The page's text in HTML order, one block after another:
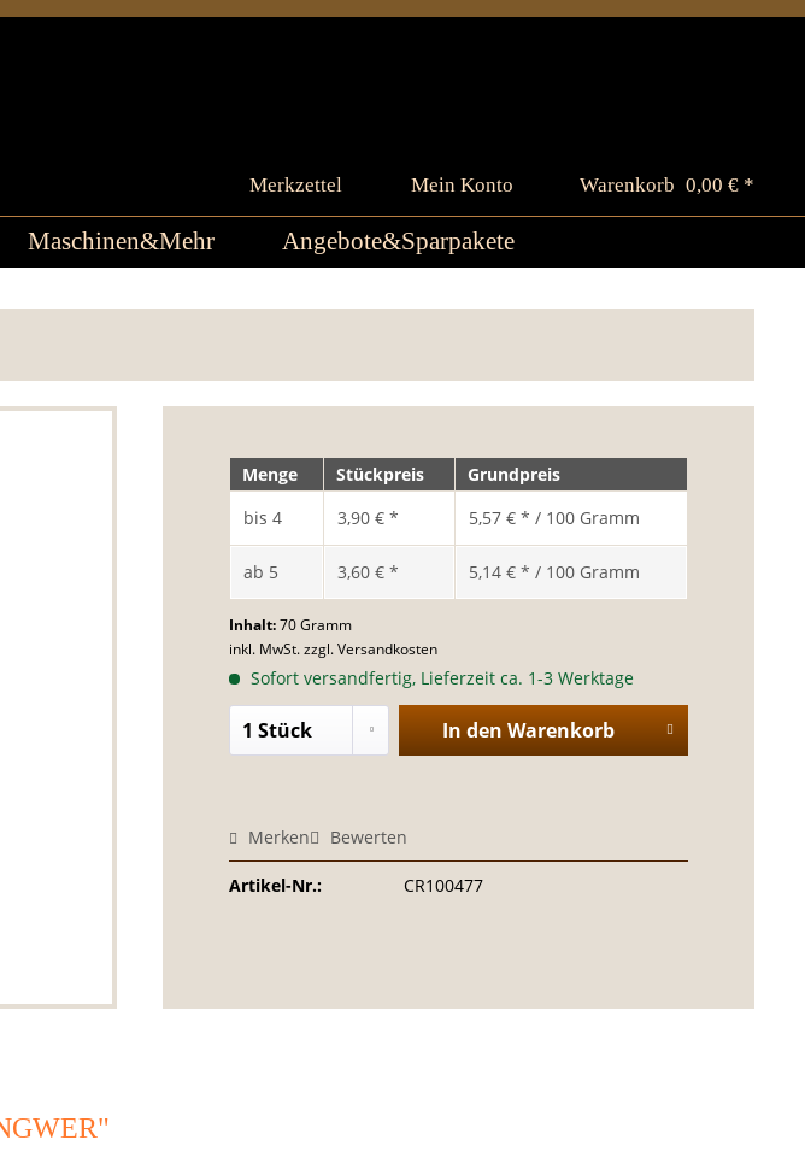
Merkzettel Mein Konto Warenkorb 0,00 € *
Maschinen&Mehr Angebote&Sparpakete
Menge Stückpreis
Grundpreis
bis 4 3,90 € * 5,57 € * / 100 Gramm
ab 5 3,60 € * 5,14 € * / 100 Gramm
Inhalt:70 Gramm
inkl. MwSt.zzgl. Versandkosten
Sofort versandfertig, Lieferzeit ca. 1-3 Werktage
In den Warenkorb
Merken Bewerten
Artikel-Nr.: CR100477